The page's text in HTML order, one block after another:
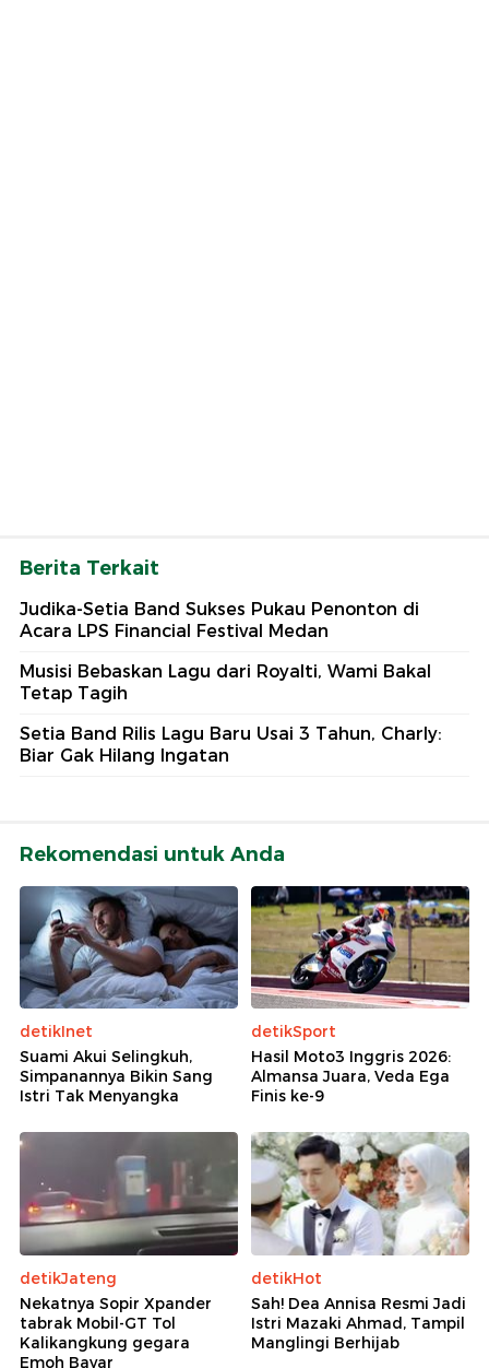
Berita Terkait
Judika-Setia Band Sukses Pukau Penonton di
Acara LPS Financial Festival Medan
Musisi Bebaskan Lagu dari Royalti, Wami Bakal
Tetap Tagih
Setia Band Rilis Lagu Baru Usai 3 Tahun, Charly:
Biar Gak Hilang Ingatan
Rekomendasi untuk Anda
detikInet
Suami Akui Selingkuh,
Simpanannya Bikin Sang
Istri Tak Menyangka
detikSport
Hasil Moto3 Inggris 2026:
Almansa Juara, Veda Ega
Finis ke-9
detikJateng
Nekatnya Sopir Xpander
tabrak Mobil-GT Tol
Kalikangkung gegara
Emoh Bayar
detikHot
Sah! Dea Annisa Resmi Jadi
Istri Mazaki Ahmad, Tampil
Manglingi Berhijab